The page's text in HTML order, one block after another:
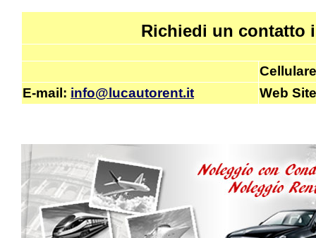
Richiedi un contatto
Cellulare
E-mail : info@lucautorent.it Web Site